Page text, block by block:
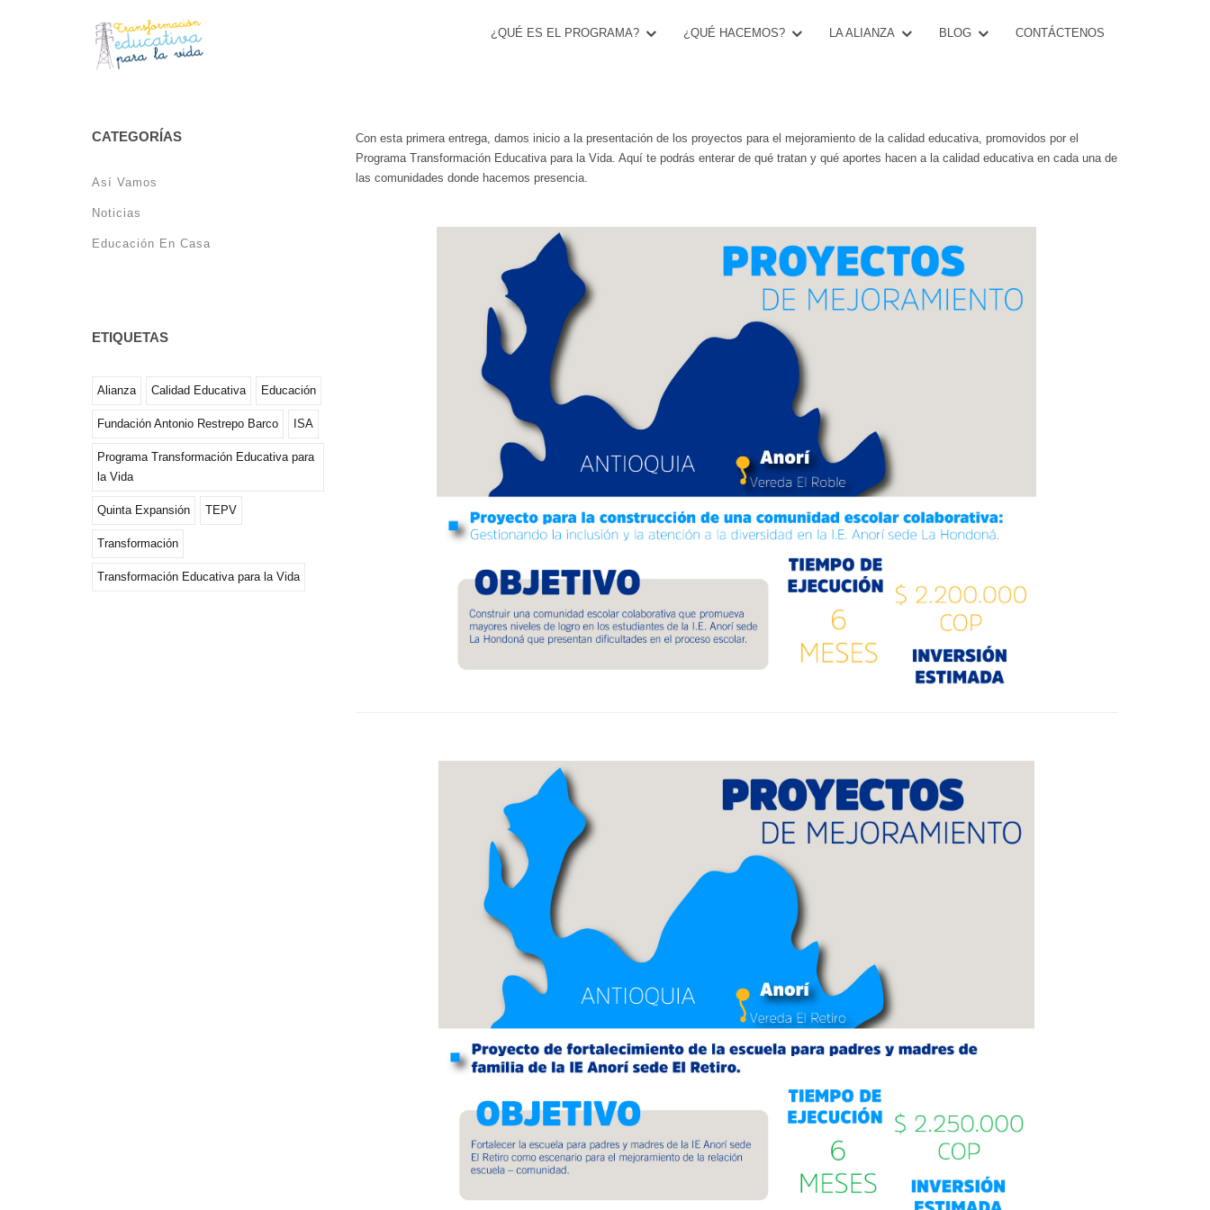
¿QUÉ ES EL PROGRAMA? ¿QUÉ HACEMOS? LA ALIANZA BLOG CONTÁCTENOS
Con esta primera entrega, damos inicio a la presentación de los proyectos para el mejoramiento de la calidad educativa, promovidos por el
Programa Transformación Educativa para la Vida. Aquí te podrás enterar de qué tratan y qué aportes hacen a la calidad educativa en cada una de
las comunidades donde hacemos presencia.​
CATEGORÍAS
Así Vamos
Noticias
Educación En Casa
ETIQUETAS
Alianza Calidad Educativa Educación
Fundación Antonio Restrepo Barco ISA
Programa Transformación Educativa para
la Vida
Quinta Expansión TEPV
Transformación
Transformación Educativa para la Vida